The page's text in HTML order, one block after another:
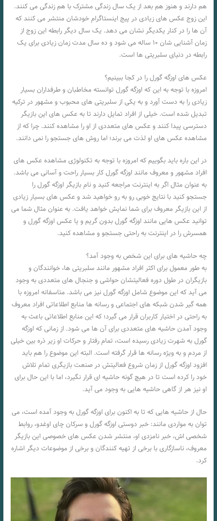
هم دارند و هنوز هم بعد از یک سال زندگی مشترک با هم زندگی می کنند.
این زوج عکس های زیادی در پیج اینستاگرام خودشان منتشر می کنند که
آن ها را در کنار یکدیگر نشان می دهد. یک سال دیگر رابطه این زوج از
زمان آشنایی شان ۱۰ ساله می شود و ده سال مدت زمان زیادی برای یک
رابطه در دنیای سلبریتی ها است.
عکس های اوزگه گورل را در کجا ببینیم؟
امروزه با توجه به این که اوزگه گورل توانسته مخاطبان و طرفداران بسیار
زیادی را به دست آورد و به یکی از سلبریتی های محبوب و مشهور در ترکیه
تبدیل شده است. خیلی از افراد تمایل دارند تا به عکس های این بازیگر
دسترسی پیدا کنند و عکس‌ های متعددی از او را مشاهده کنند. چرا که از
مشاهده عکس های او لذت می‌ برند؛ اما روش های جستجو را نمی‌ دانند.
در این باره باید بگوییم که امروزه با توجه به تکنولوژی مشاهده عکس های
افراد مشهور و معروف مانند اوزگه گورل کار بسیار راحت و آسانی می باشد.
به عنوان مثال اگر به اینترنت مراجعه کنید و نام بازیگر اوزگه گورل را
جستجو کنید با نتایج خوبی رو به رو خواهید شد و عکس های بسیار زیادی
از این بازیگر معروف برای شما نمایش خواهد یافت. به عنوان مثال شما می‌
توانید عکس‌ هایی مانند اوزگه گورل بدون گریم و یا عکس اوزگه گورل و
همسرش را در اینترنت به راحتی جستجو و مشاهده کنید.
چه حاشیه های برای این شخص به وجود آمد؟
به طور معمول برای اکثر افراد مشهور مانند سلبریتی ها، خوانندگان و
بازیگران در طول دوره فعالیتشان حواشی و جنجال های متعددی به وجود
می‌ آید که این موضوع شامل اوزگه گورل نیز می باشد. متاسفانه امروزه با
همه گیر شدن شبکه‌ های اجتماعی و رسانه ها منابع اطلاعاتی افراد معروف
به راحتی در اختیار کاربران قرار می‌ گیرد؛ که این منابع اطلاعاتی باعث به
وجود آمدن حاشیه های متعددی برای آن ها می‌ شود. از زمانی که اوزگه
گورل به شهرت زیادی رسیده است، تمام رفتار و حرکات او زیر ذره بین خیلی
از مردم و به ویژه رسانه‌ ها قرار گرفته است. البته این موضوع را هم باید
افزود اوزگه گورل از زمان شروع فعالیتش در صنعت بازیگری تمام تلاش
خود را کرده است تا در هیچ گونه حاشیه ای قرار نگیرد، اما با این حال برای
او نیز هر از گاهی حاشیه‌ هایی به وجود می‌ آید.
حال از حاشیه هایی که تا به اکنون برای اوزگه گورل به وجود آمده است، می
توان به مواردی مانند: خبر دوستی اوزگه گورل و سرکان چای اوغدو، روابط
شخصی اش، خبر نامزدی او، منتشر شدن عکس های خصوصی این بازیگر
معروف، ناسازگاری با برخی از تهیه کنندگان و برخی از موضوعات دیگر اشاره
کرد.